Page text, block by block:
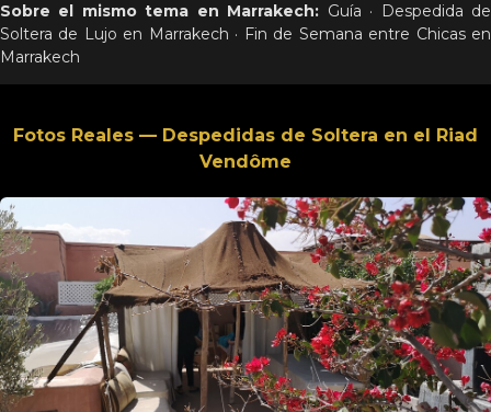
Sobre el mismo tema en Marrakech: Guía ·
Despedida de
Soltera de Lujo en Marrakech · Fin de Semana entre Chicas en
Marrakech
Fotos Reales — Despedidas de Soltera en el Riad
Vendôme